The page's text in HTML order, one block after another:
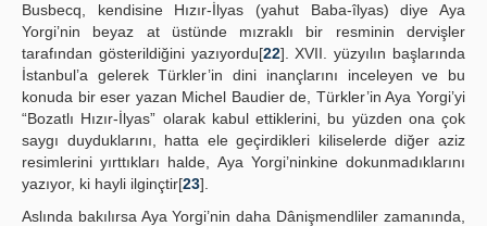
Busbecq, kendisine Hızır-İlyas (yahut Baba-îlyas) diye Aya
Yorgi’nin beyaz at üstünde mızraklı bir resminin dervişler
tarafından gösterildiğini yazıyordu[22]. XVII. yüzyılın başlarında
İstanbul’a gelerek Türkler’in dini inançlarını inceleyen ve bu
konuda bir eser yazan Michel Baudier de, Türkler’in Aya Yorgi’yi
“Bozatlı Hızır-İlyas” olarak kabul ettiklerini, bu yüzden ona çok
saygı duyduklarını, hatta ele geçirdikleri kiliselerde diğer aziz
resimlerini yırttıkları halde, Aya Yorgi’ninkine dokunmadıklarını
yazıyor, ki hayli ilginçtir[23].
Aslında bakılırsa Aya Yorgi’nin daha Dânişmendliler zamanında,